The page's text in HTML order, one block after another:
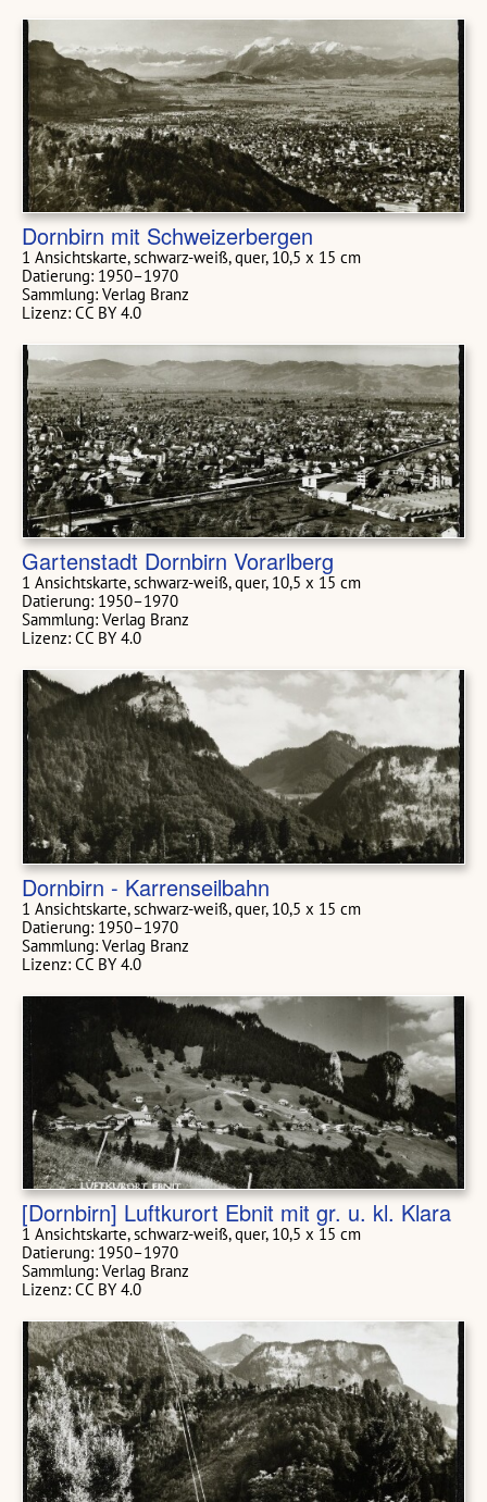
Dornbirn mit Schweizerbergen
1 Ansichtskarte, schwarz-weiß, quer, 10,5 x 15 cm
Datierung: 1950–1970
Sammlung: Verlag Branz
Lizenz: CC BY 4.0
Gartenstadt Dornbirn Vorarlberg
1 Ansichtskarte, schwarz-weiß, quer, 10,5 x 15 cm
Datierung: 1950–1970
Sammlung: Verlag Branz
Lizenz: CC BY 4.0
Dornbirn - Karrenseilbahn
1 Ansichtskarte, schwarz-weiß, quer, 10,5 x 15 cm
Datierung: 1950–1970
Sammlung: Verlag Branz
Lizenz: CC BY 4.0
[Dornbirn] Luftkurort Ebnit mit gr. u. kl. Klara
1 Ansichtskarte, schwarz-weiß, quer, 10,5 x 15 cm
Datierung: 1950–1970
Sammlung: Verlag Branz
Lizenz: CC BY 4.0